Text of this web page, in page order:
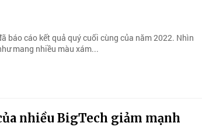
báo cáo kết quả quý cuối cùng của năm 2022. Nhìn
mang nhiều màu xám...
nhiều BigTech giảm mạnh